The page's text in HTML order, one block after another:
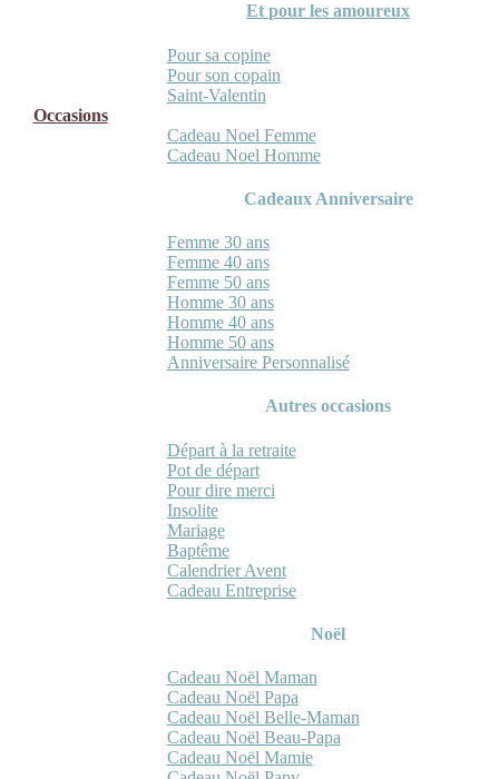
Et pour les amoureux
Pour sa copine
Pour son copain
Saint-Valentin
Occasions
Cadeau Noel Femme
Cadeau Noel Homme
Cadeaux Anniversaire
Femme 30 ans
Femme 40 ans
Femme 50 ans
Homme 30 ans
Homme 40 ans
Homme 50 ans
Anniversaire Personnalisé
Autres occasions
Départ à la retraite
Pot de départ
Pour dire merci
Insolite
Mariage
Baptême
Calendrier Avent
Cadeau Entreprise
Noël
Cadeau Noël Maman
Cadeau Noël Papa
Cadeau Noël Belle-Maman
Cadeau Noël Beau-Papa
Cadeau Noël Mamie